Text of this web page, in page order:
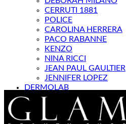
CERRUTI 1881
POLICE
CAROLINA HERRERA
PACO RABANNE
KENZO
NINA RICCI
JEAN PAUL GAULTIER
JENNIFER LOPEZ
DERMOLAB
МАГАЗИН